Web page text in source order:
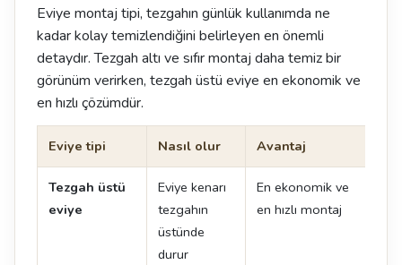
Eviye montaj tipi, tezgahın günlük kullanımda ne
kadar kolay temizlendiğini belirleyen en önemli
detaydır. Tezgah altı ve sıfır montaj daha temiz bir
görünüm verirken, tezgah üstü eviye en ekonomik ve
en hızlı çözümdür.
Eviye tipi Nasıl olur Avantaj
Tezgah üstü
eviye
Eviye kenarı
tezgahın
üstünde
durur
En ekonomik ve
en hızlı montaj